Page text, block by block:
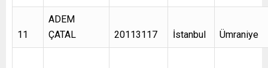
11
ADEM
ÇATAL
20113117 İstanbul Ümraniye